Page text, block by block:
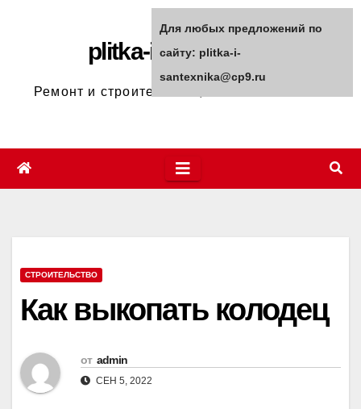
plitka-i-santexnika
Ремонт и строительство, полезные советы
СТРОИТЕЛЬСТВО
Как выкопать колодец
от admin
СЕН 5, 2022
Для любых предложений по
сайту: plitka-i-
santexnika@cp9.ru